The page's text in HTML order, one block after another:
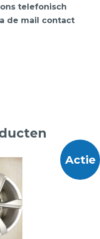
telefonisch
de mail contact
Actie